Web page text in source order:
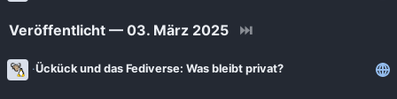
Veröffentlicht — 03. März 2025 ⏭
Ückück und das Fediverse: Was bleibt privat?